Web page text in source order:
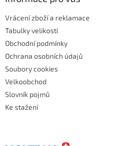
Vrácení zboží a reklamace
Tabulky velikostí
Obchodní podmínky
Ochrana osobních údajů
Soubory cookies
Velkoobchod
Slovník pojmů
Ke stažení